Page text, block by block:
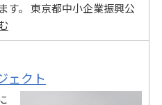
す。 東京都中小企業振興公
ェクト